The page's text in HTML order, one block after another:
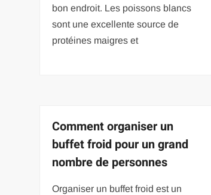
bon endroit. Les poissons blancs
sont une excellente source de
protéines maigres et
Comment organiser un
buffet froid pour un grand
nombre de personnes
Organiser un buffet froid est un